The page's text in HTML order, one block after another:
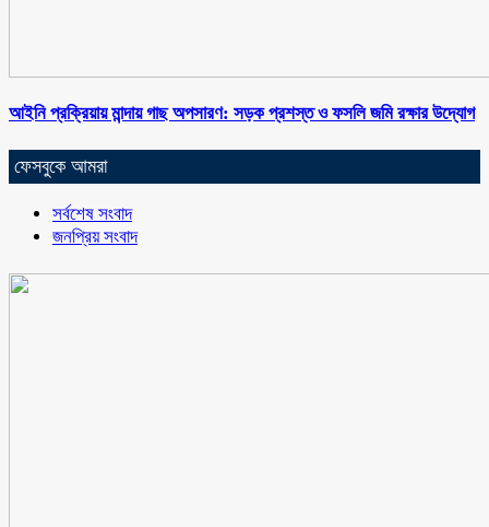
আইনি প্রক্রিয়ায় মান্দায় গাছ অপসারণ: সড়ক প্রশস্ত ও ফসলি জমি রক্ষার উদ্যোগ
ফেসবুকে আমরা
সর্বশেষ সংবাদ
জনপ্রিয় সংবাদ